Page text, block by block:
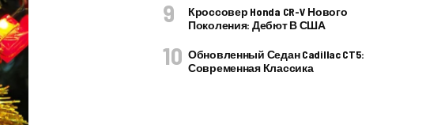
Кроссовер Honda CR-V Нового
Поколения: Дебют В США
Обновленный Седан Cadillac CT5:
Современная Классика